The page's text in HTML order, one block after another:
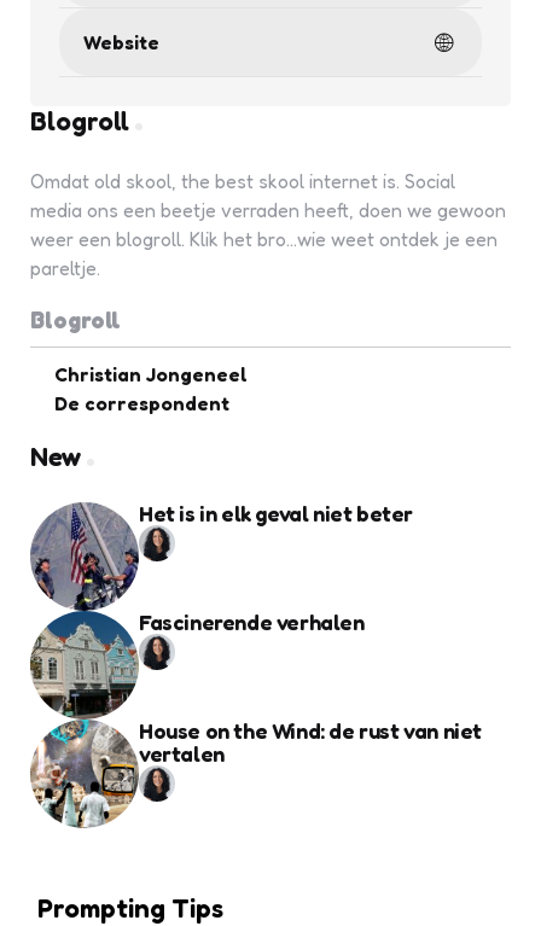
Website
Blogroll
Omdat old skool, the best skool internet is. Social
media ons een beetje verraden heeft, doen we gewoon
weer een blogroll. Klik het bro...wie weet ontdek je een
pareltje.
Blogroll
Christian Jongeneel
De correspondent
New
Het is in elk geval niet beter
Fascinerende verhalen
House on the Wind: de rust van niet
vertalen
Prompting Tips